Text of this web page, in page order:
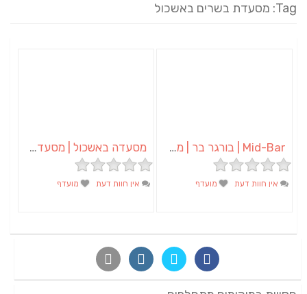
Tag: מסעדת בשרים באשכול
Mid-Bar | בורגר בר | מסעדה באשכול
אין חוות דעת מועדף
מסעדה באשכול | מסעדת ביס בכיכר | קייטרינג באשכול
אין חוות דעת מועדף